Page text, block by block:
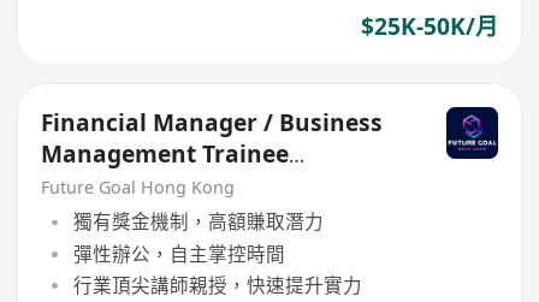
$25K-50K/月
Financial Manager / Business
Management Trainee
Programme
Future Goal Hong Kong
獨有獎金機制，高額賺取潛力
彈性辦公，自主掌控時間
行業頂尖講師親授，快速提升實力